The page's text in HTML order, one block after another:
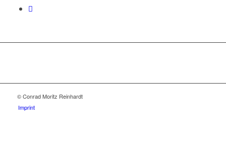
© Conrad Moritz Reinhardt
Imprint